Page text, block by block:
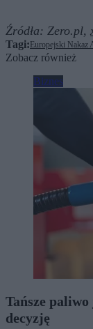
Źródła: Zero.pl,
Tagi: Europejski Nakaz
Zobacz również
Biznes
Tańsze
decyzję